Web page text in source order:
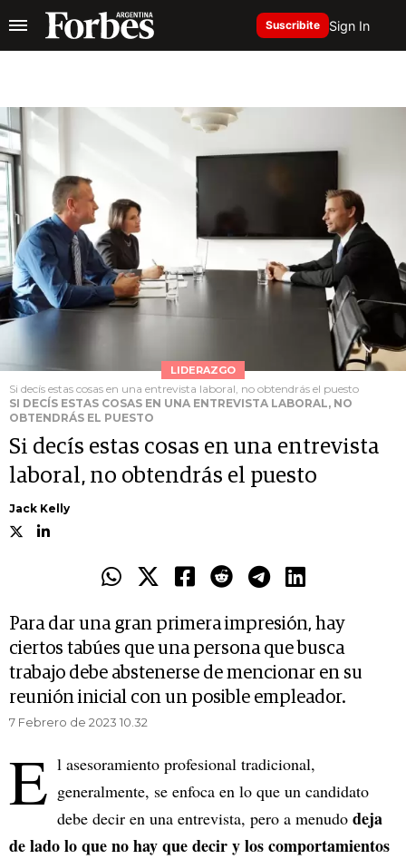
Suscribite Sign In
LIDERAZGO
Si decís estas cosas en una entrevista laboral, no obtendrás el puesto
SI DECÍS ESTAS COSAS EN UNA ENTREVISTA LABORAL, NO
OBTENDRÁS EL PUESTO
Si decís estas cosas en una entrevista
laboral, no obtendrás el puesto
Jack Kelly
Para dar una gran primera impresión, hay
ciertos tabúes que una persona que busca
trabajo debe abstenerse de mencionar en su
reunión inicial con un posible empleador.
7 Febrero de 2023 10.32
E l asesoramiento profesional tradicional,
generalmente, se enfoca en lo que un candidato
debe decir en una entrevista, pero a menudo deja
de lado lo que no hay que decir y los comportamientos